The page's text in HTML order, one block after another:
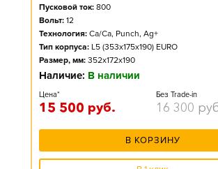
Пусковой ток: 800
Вольт: 12
Технология: Ca/Ca, Punch, Ag+
Тип корпуса: L5 (353x175x190) EURO
Размер, мм: 352x172x190
Наличие: В наличии
Цена*
15 500 руб.
Без Trade-in
16 300
В КОРЗИНУ